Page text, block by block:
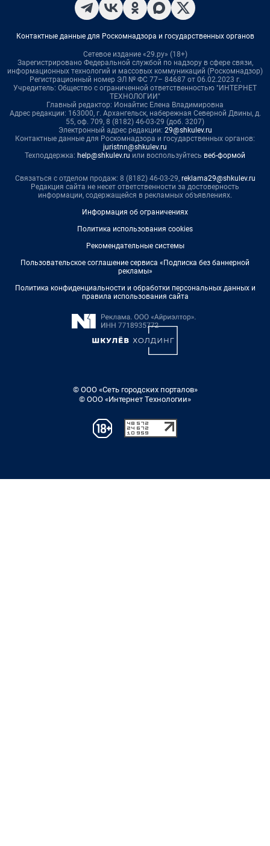
Контактные данные для Роскомнадзора и государственных органов
Сетевое издание «29.ру» (18+)
Зарегистрировано Федеральной службой по надзору в сфере связи,
информационных технологий и массовых коммуникаций (Роскомнадзор)
Регистрационный номер ЭЛ № ФС 77– 84687 от 06.02.2023 г.
Учредитель: Общество с ограниченной ответственностью "ИНТЕРНЕТ
ТЕХНОЛОГИИ"
Главный редактор: Ионайтис Елена Владимировна
Адрес редакции: 163000, г. Архангельск, набережная Северной Двины, д.
55, оф. 709, 8 (8182) 46-03-29 (доб. 3207)
Электронный адрес редакции: 29@shkulev.ru
Контактные данные для Роскомнадзора и государственных органов:
juristnn@shkulev.ru
Техподдержка: help@shkulev.ru или воспользуйтесь веб-формой
Связаться с отделом продаж: 8 (8182) 46-03-29, reklama29@shkulev.ru
Редакция сайта не несет ответственности за достоверность
информации, содержащейся в рекламных объявлениях.
Информация об ограничениях
Политика использования cookies
Рекомендательные системы
Пользовательское соглашение сервиса «Подписка без баннерной
рекламы»
Политика конфиденциальности и обработки персональных данных и
правила использования сайта
© ООО «Сеть городских порталов»
© ООО «Интернет Технологии»